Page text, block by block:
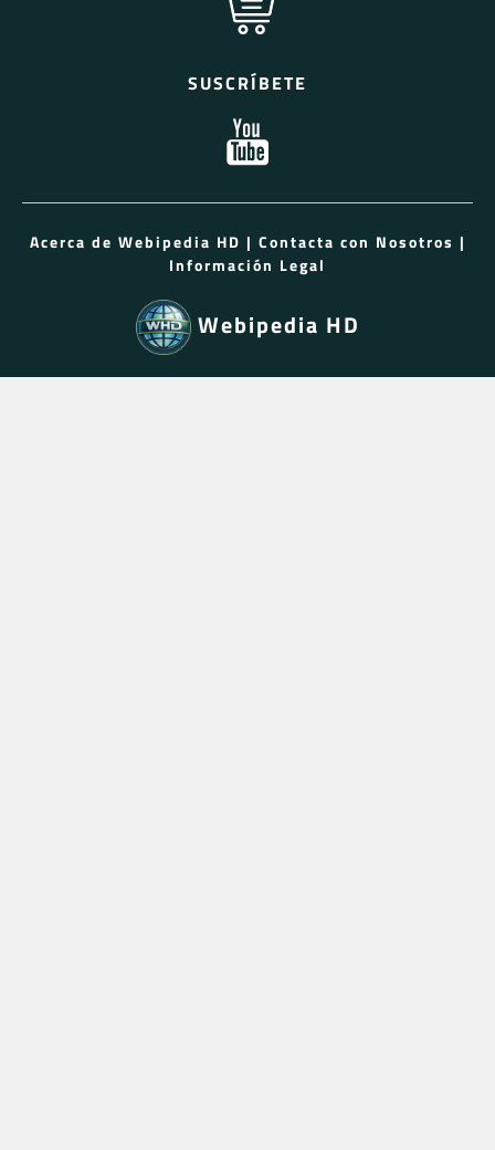
SUSCRÍBETE
Acerca de Webipedia HD | Contacta con Nosotros |
Información Legal
Webipedia HD